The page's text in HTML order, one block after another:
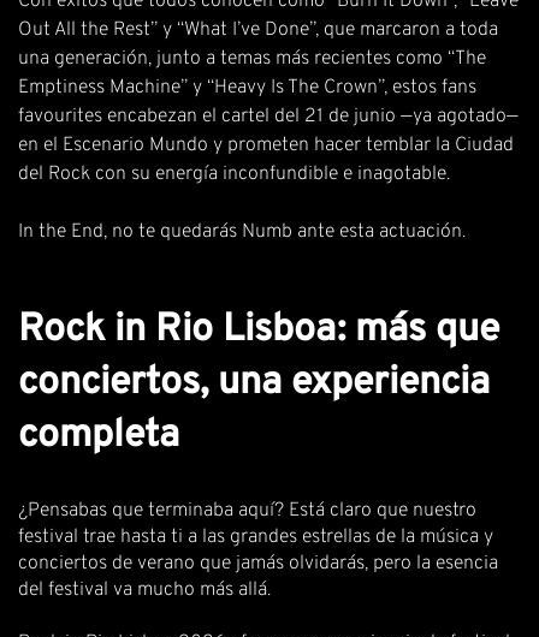
Out All the Rest” y “What I’ve Done”, que marcaron a toda
una generación, junto a temas más recientes como “The
Emptiness Machine” y “Heavy Is The Crown”, estos fans
favourites encabezan el cartel del 21 de junio —ya agotado—
en el Escenario Mundo y prometen hacer temblar la Ciudad
del Rock con su energía inconfundible e inagotable.
In the End, no te quedarás Numb ante esta actuación.
Rock in Rio Lisboa: más que
conciertos, una experiencia
completa
¿Pensabas que terminaba aquí? Está claro que nuestro
festival trae hasta ti a las grandes estrellas de la música y
conciertos de verano que jamás olvidarás, pero la esencia
del festival va mucho más allá.